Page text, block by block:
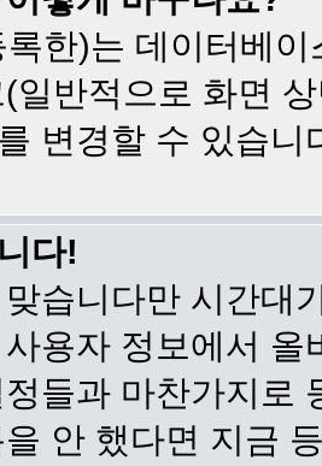
록한)는 데이터베
(일반적으로 화면
변경할 수 있습니
다!
습니다만 시간대
용자 정보에서
들과 마찬가지로
안 했다면 지금